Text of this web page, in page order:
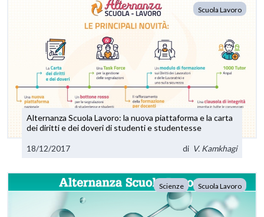
Scuola Lavoro
Alternanza Scuola Lavoro: la nuova piattaforma e la carta
dei diritti e dei doveri di studenti e studentesse
18/12/2017 di V. Kamkhagi
Scienze Scuola Lavoro